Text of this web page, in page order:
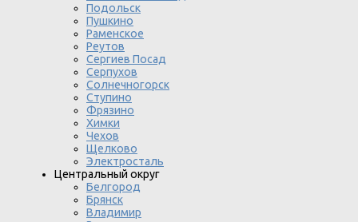
Подольск
Пушкино
Раменское
Реутов
Сергиев Посад
Серпухов
Солнечногорск
Ступино
Фрязино
Химки
Чехов
Щелково
Электросталь
Центральный округ
Белгород
Брянск
Владимир